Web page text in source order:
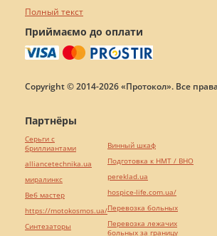
Полный текст
Приймаємо до оплати
Copyright © 2014-2026 «Протокол». Все
Партнёры
Серьги с
бриллиантами
alliancetechnika.ua
миралинкс
Веб мастер
https://motokosmos.ua/
Синтезаторы
Винный шкаф
Подготовка к НМТ / ВНО
pereklad.ua
hospice-life.com.ua/
Перевозка больных
Перевозка лежачих
больных за границу